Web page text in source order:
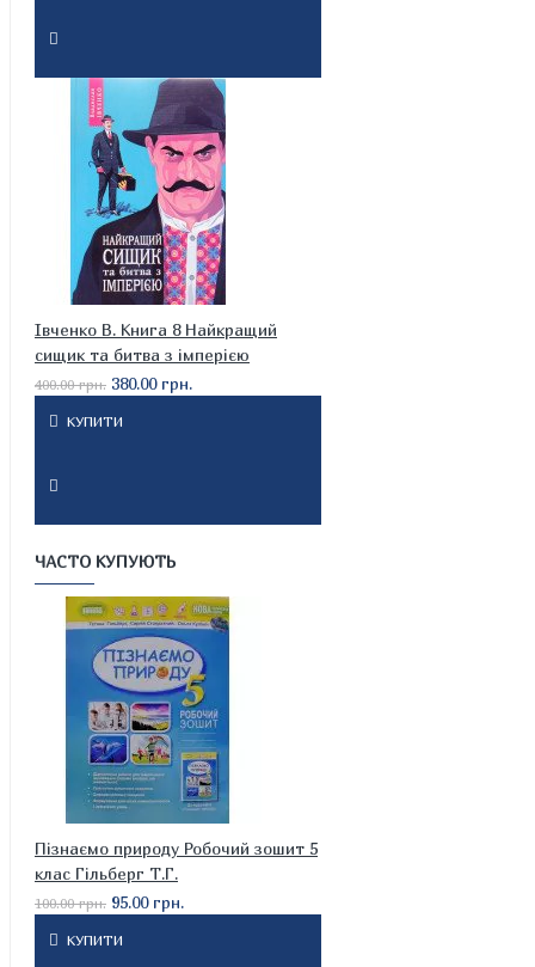
Івченко В. Книга 8 Найкращий
сищик та битва з імперією
400.00 грн. 380.00 грн.
КУПИТИ
ЧАСТО КУПУЮТЬ
Пізнаємо природу Робочий зошит 5
клас Гільберг Т.Г.
100.00 грн. 95.00 грн.
КУПИТИ